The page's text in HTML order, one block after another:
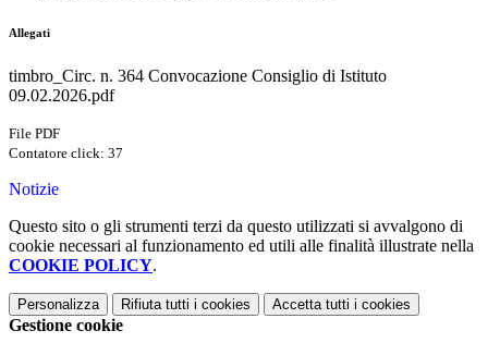
Allegati
timbro_Circ. n. 364 Convocazione Consiglio di Istituto
09.02.2026.pdf
File PDF
Contatore click: 37
Notizie
Questo sito o gli strumenti terzi da questo utilizzati si avvalgono di
cookie necessari al funzionamento ed utili alle finalità illustrate nella
COOKIE POLICY.
Personalizza Rifiuta tutti i cookies Accetta tutti i cookies
Gestione cookie